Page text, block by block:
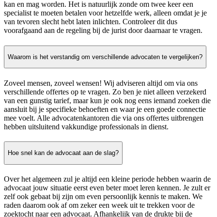
kan en mag worden. Het is natuurlijk zonde om twee keer een
specialist te moeten betalen voor hetzelfde werk, alleen omdat je je
van tevoren slecht hebt laten inlichten. Controleer dit dus
voorafgaand aan de regeling bij de jurist door daarnaar te vragen.
Waarom is het verstandig om verschillende advocaten te vergelijken?
Zoveel mensen, zoveel wensen! Wij adviseren altijd om via ons
verschillende offertes op te vragen. Zo ben je niet alleen verzekerd
van een gunstig tarief, maar kun je ook nog eens iemand zoeken die
aansluit bij je specifieke behoeften en waar je een goede connectie
mee voelt. Alle advocatenkantoren die via ons offertes uitbrengen
hebben uitsluitend vakkundige professionals in dienst.
Hoe snel kan de advocaat aan de slag?
Over het algemeen zul je altijd een kleine periode hebben waarin de
advocaat jouw situatie eerst even beter moet leren kennen. Je zult er
zelf ook gebaat bij zijn om even persoonlijk kennis te maken. We
raden daarom ook af om zeker een week uit te trekken voor de
zoektocht naar een advocaat. Afhankelijk van de drukte bij de